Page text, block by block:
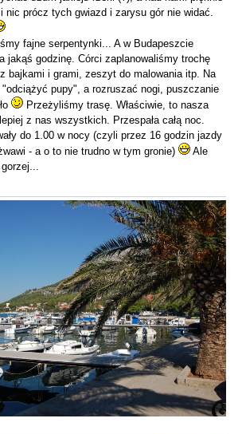
nic prócz tych gwiazd i zarysu gór nie widać.
fajne serpentynki... A w Budapeszcie
jakąś godzinę. Córci zaplanowaliśmy trochę
bajkami i grami, zeszyt do malowania itp. Na
pupy", a rozruszać nogi, puszczanie
Przeżyliśmy trasę. Właściwie, to nasza
z nas wszystkich. Przespała całą noc.
do 1.00 w nocy (czyli przez 16 godzin jazdy
- a o to nie trudno w tym gronie)
Ale